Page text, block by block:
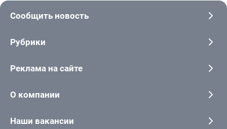
Сообщить новость
Рубрики
Реклама на сайте
О компании
Наши вакансии